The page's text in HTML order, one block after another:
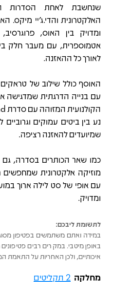
שנחשבת לאחת הסדרות
האלקטרונית והדי.ג'יי מיקס.
ומדויק בין האוס,
אטמוספרית, עם מעבר חלק
לאורך כל ההאזנה.
האוסף כולל שילוב של
עם בנייה הדרגתית שמדגישה
נע בין ביטים עמוקים וגרוביים
שמיועדים להאזנה רציפה.
מוזיקה אלקטרונית שמחפשים
עם אופי של סט לילה ארוך
ומדויק.
לתשומת ליבכם:
במידה ואתם משתמשים בפטיפון מסוג
באופן מיטבי. במקרים רבים
איכותיים, ולכן האחריות על התאמת
מחלקה 2 תקליטים